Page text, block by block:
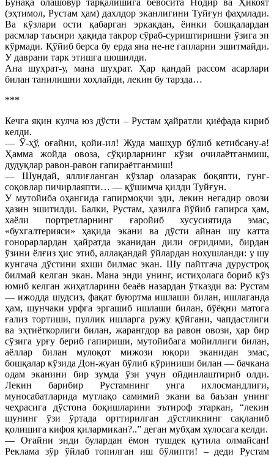
Бунақа олашовур тарқалишига бевосита Нодир ва Ҳикоят
(эҳтимол, Рустам ҳам) дахлдор эканлигини Туйғун фаҳмлади.
Ва кўзлари ости қабарган эркакдан, ёинки бошқалардан
расмлар таъсири ҳақида такрор сўраб-суриштиришни ўзига эп
кўрмади. Қўйиб берса бу ерда яна не-не гапларни эшитмайди.
У даврани тарк этишга шошилди.
Ана шуҳрат-у, мана шуҳрат. Ҳар қандай рассом асарлари
билан танилишни хоҳлайди, лекин бу тарзда…
***
Кечга яқин кулча юз дўсти – Рустам ҳайратли қиёфада кириб
келди.
— Ў-ҳў, оғайни, қойи-ил! Жуда машҳур бўлиб кетибсану-а!
Ҳамма жойда овоза, сўқирларнинг кўзи очилаётганмиш,
дудуқлар равон-равон гапираётганмиш!
— Шундай, яллиғланган кўзлар олазарак боқяпти, гунг-
соқовлар пичирлаяпти… — қўшимча қилди Туйғун.
У мутойиба оҳангида гапирмоқчи эди, лекин негадир овози
ҳазин эшитилди. Балки, Рустам, ҳазилга йўйиб гапирса ҳам,
хаёли портретларнинг ғаройиб хусусиятида эмас,
«бухгалтерияси» ҳақида экани ва дўсти айнан шу катта
гонорарлардан ҳайратда эканидан дили оғридими, бирдан
ўзини ёлғиз ҳис этиб, аллақандай ўйлардан нохушланди: у шу
кунгача дўстини яхши билмас экан. Шу пайтгача дурустроқ
билмай келган экан. Мана энди унинг, истиҳолага бориб кўз
юмиб келган жиҳатларини беаёв назардан ўтказди ва: Рустам
— ижодда шудсиз, фақат буюртма ишлаши билан, ишлаганда
ҳам, шунчаки урфга эргашиб ишлаши билан, бўёқни матога
ғализ тортиши, пуллик ишларга ружу қўйгани, чапдастлиги
ва эҳтиёткорлиги билан, жарангдор ва равон овози, ҳар бир
сўзига урғу бериб гапириши, мутойибага мойиллиги билан,
аёллар билан мулоқот мижози юқори эканидан эмас,
бошқалар кўзида Дон-жуан бўлиб кўриниши билан — бачкана
одам эканини бир зумда ўзи учун ойдинлаштириб олди.
Лекин барибир Рустамнинг унга ихлосмандлиги,
муносабатларида мутлақо самимий экани ва баъзан унинг
чеҳрасига дўстона боқишларини эътироф этаркан, “лекин
шунинг ўзи ўртада орттирилган дўстликнинг сақланиб
қолишига кифоя қилармикан?..” деган мубҳам хулосага келди.
— Оғайни энди булардан ёмон тушдек қутила олмайсан!
Реклама зўр ўйлаб топилган иш бўлипти! – деди Рустам